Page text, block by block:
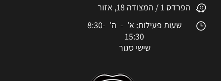
הפרדס 1 / המצודה 18, אזור
שעות פעילות: א' - ה' 8:30-
15:30
שישי סגור